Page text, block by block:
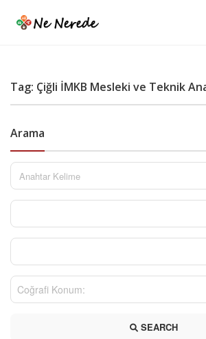
Tag: Çiğli İMKB Mesleki ve Teknik
Arama
SEARCH